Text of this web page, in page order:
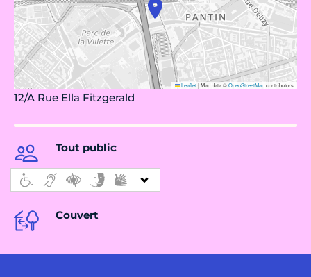
Leaflet|Map data ©OpenStreetMapcontributors
12/A Rue Ella Fitzgerald
Tout public
Couvert